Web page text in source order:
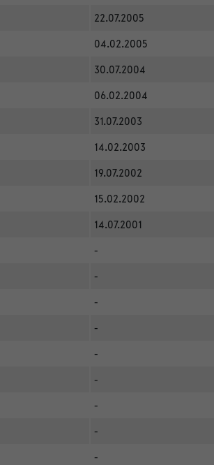
22.07.2005
04.02.2005
30.07.2004
06.02.2004
31.07.2003
14.02.2003
19.07.2002
15.02.2002
14.07.2001
-
-
-
-
-
-
-
-
-